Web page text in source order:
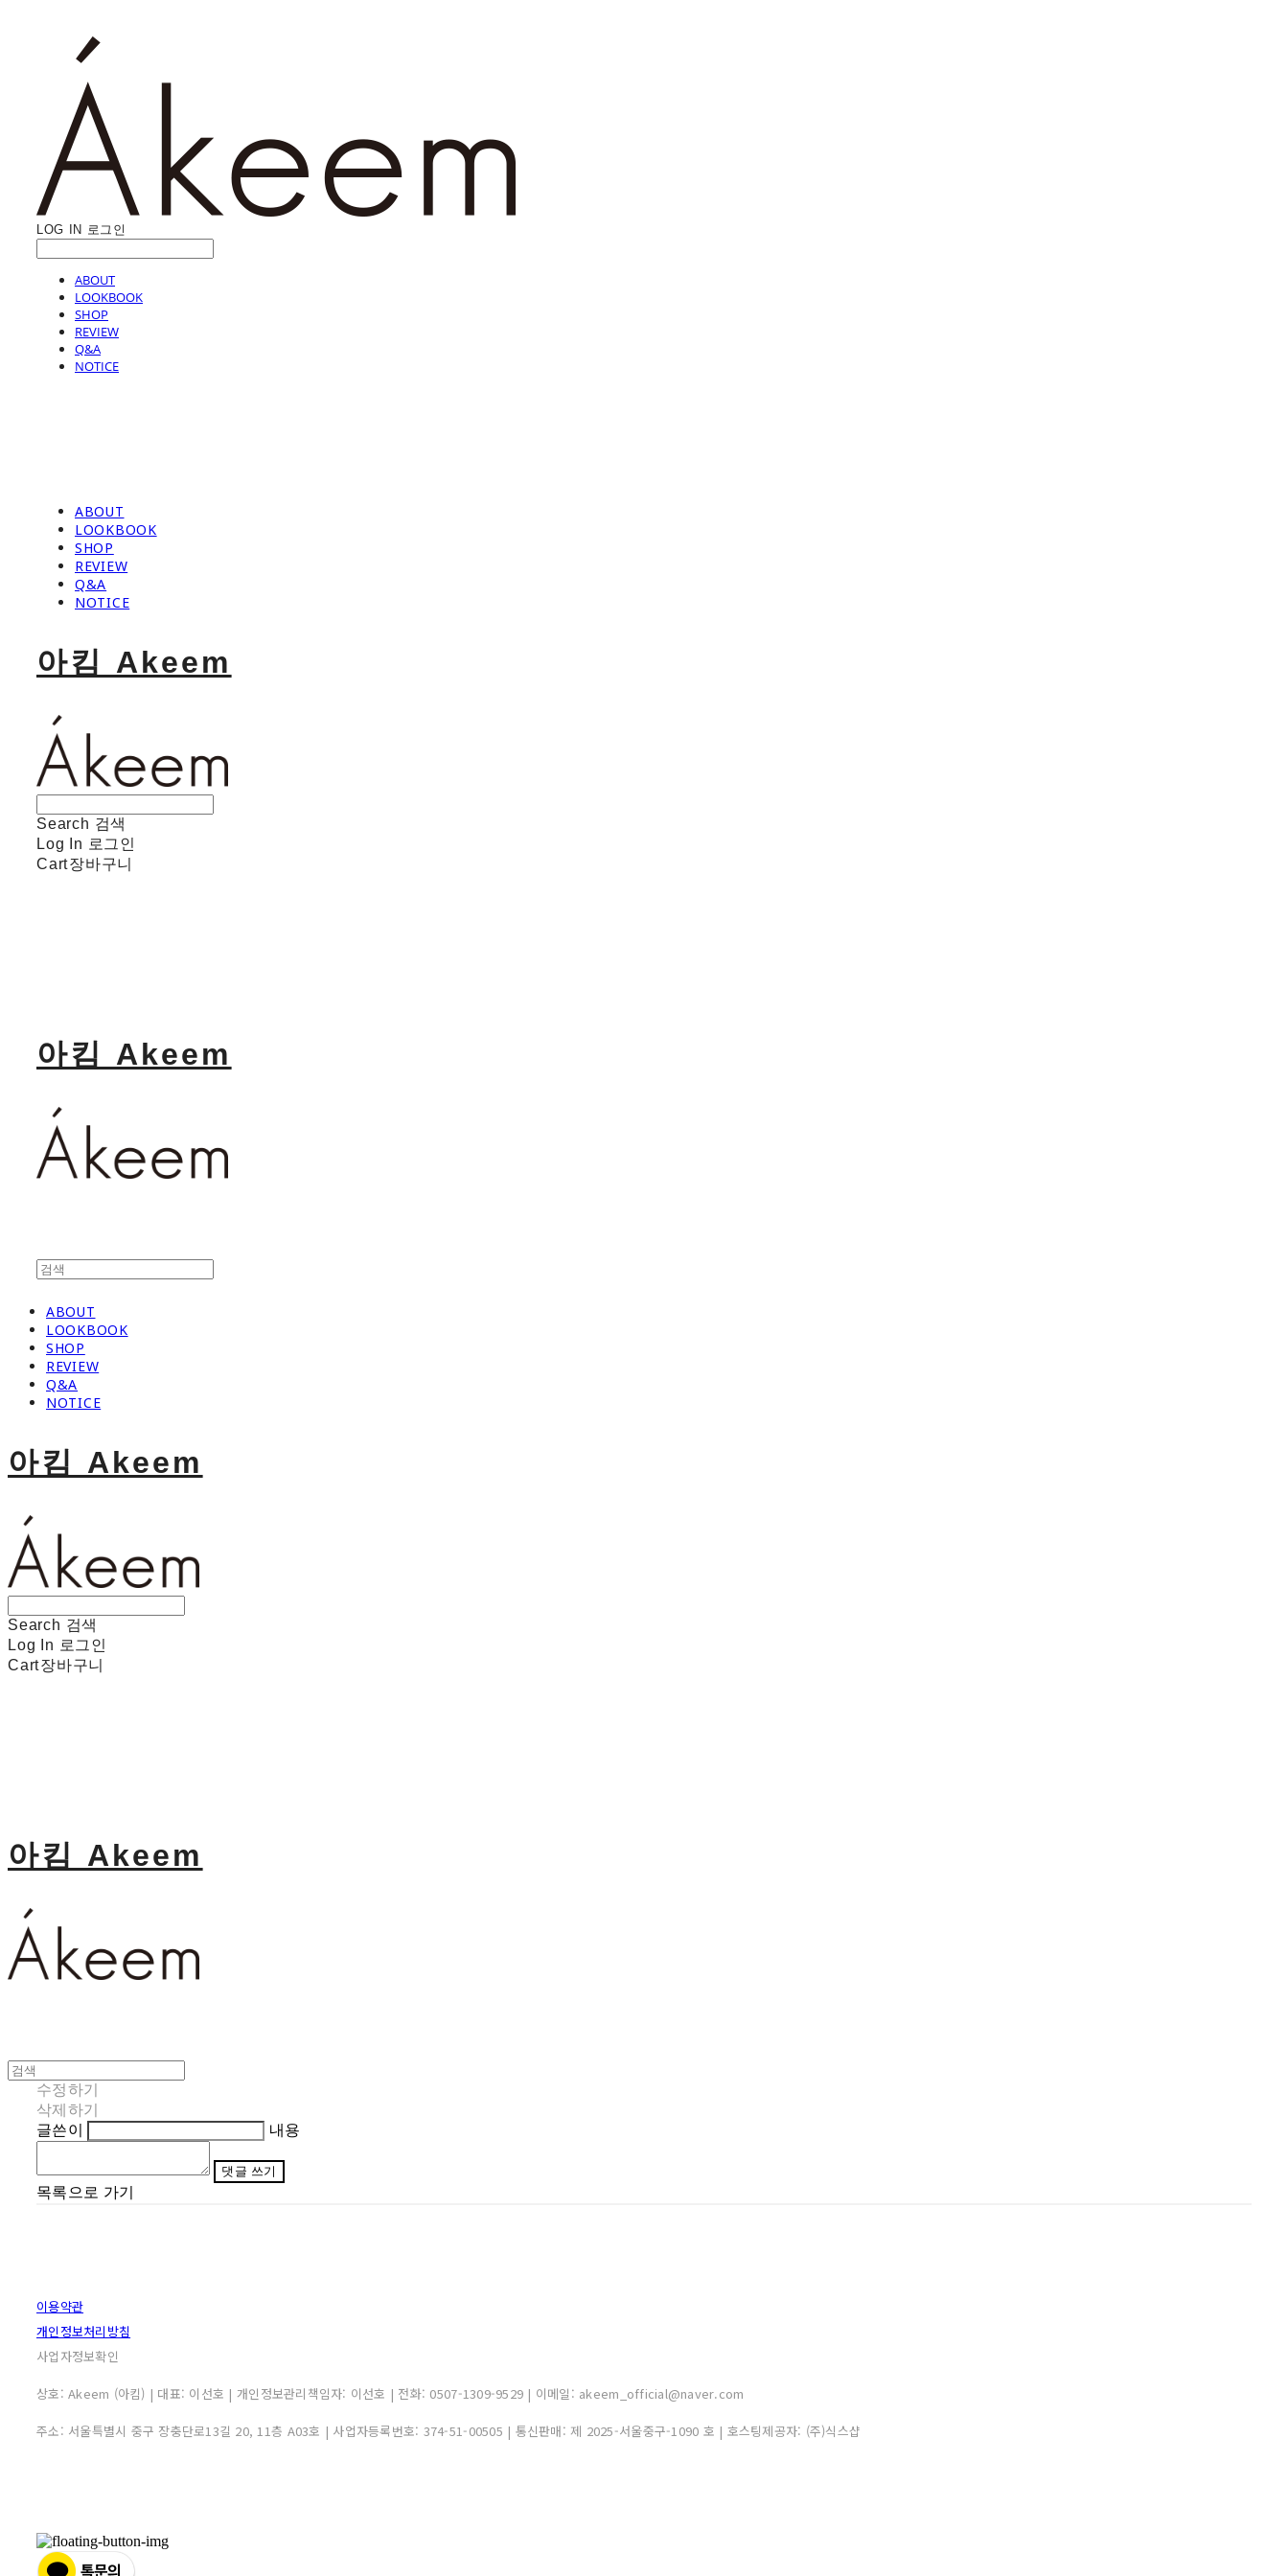
LOG IN 로그인
ABOUT
LOOKBOOK
SHOP
REVIEW
Q&A
NOTICE
ABOUT
LOOKBOOK
SHOP
REVIEW
Q&A
NOTICE
아킴 Akeem
Search 검색
Log In 로그인
Cart장바구니
아킴 Akeem
ABOUT
LOOKBOOK
SHOP
REVIEW
Q&A
NOTICE
아킴 Akeem
Search 검색
Log In 로그인
Cart장바구니
아킴 Akeem
수정하기
삭제하기
글쓴이
내용
댓글 쓰기
목록으로 가기
이용약관
개인정보처리방침
사업자정보확인
상호: Akeem (아킴) | 대표: 이선호 | 개인정보관리책임자: 이선호 | 전화: 0507-1309-9529 | 이메일: akeem_official@naver.com
주소: 서울특별시 중구 장충단로13길 20, 11층 A03호 | 사업자등록번호: 374-51-00505 | 통신판매: 제 2025-서울중구-1090 호 | 호스팅제공자: (주)식스샵